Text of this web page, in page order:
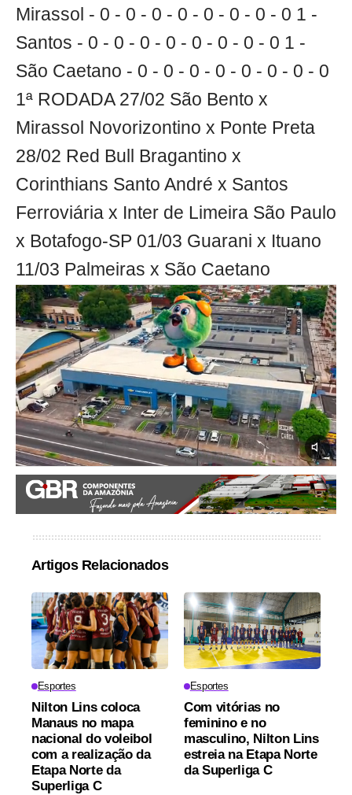
Mirassol - 0 - 0 - 0 - 0 - 0 - 0 - 0 - 0 1 -
Santos - 0 - 0 - 0 - 0 - 0 - 0 - 0 - 0 1 -
São Caetano - 0 - 0 - 0 - 0 - 0 - 0 - 0 - 0
1ª RODADA 27/02 São Bento x
Mirassol Novorizontino x Ponte Preta
28/02 Red Bull Bragantino x
Corinthians Santo André x Santos
Ferroviária x Inter de Limeira São Paulo
x Botafogo-SP 01/03 Guarani x Ituano
11/03 Palmeiras x São Caetano
Artigos Relacionados
Esportes
Nilton Lins coloca
Manaus no mapa
nacional do voleibol
com a realização da
Etapa Norte da
Superliga C
Esportes
Com vitórias no
feminino e no
masculino, Nilton Lins
estreia na Etapa Norte
da Superliga C